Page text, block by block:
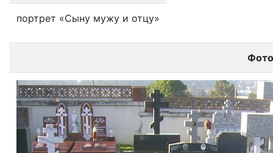
портрет «Сыну мужу и отцу»
Фото